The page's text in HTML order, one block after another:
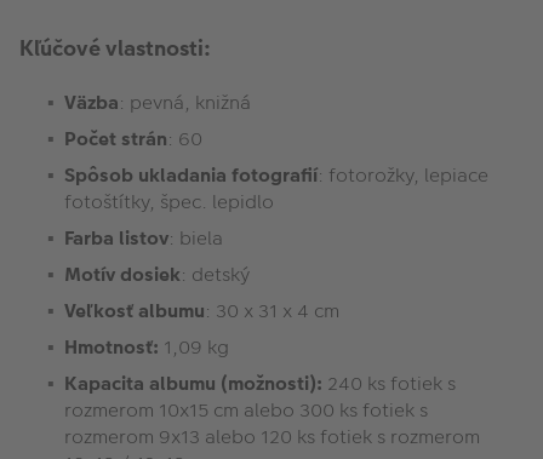
Kľúčové vlastnosti:
Väzba: pevná, knižná
Počet strán: 60
Spôsob ukladania fotografií: fotorožky, lepiace
fotoštítky, špec. lepidlo
Farba listov: biela
Motív dosiek: detský
Veľkosť albumu: 30 x 31 x 4 cm
Hmotnosť: 1,09 kg
Kapacita albumu (možnosti): 240 ks fotiek s
rozmerom 10x15 cm alebo 300 ks fotiek s
rozmerom 9x13 alebo 120 ks fotiek s rozmerom